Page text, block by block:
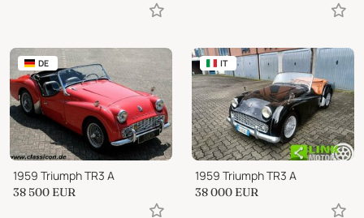
DE
1959 Triumph TR3 A
38 500 EUR
IT
1959 Triumph TR3 A
38 000 EUR